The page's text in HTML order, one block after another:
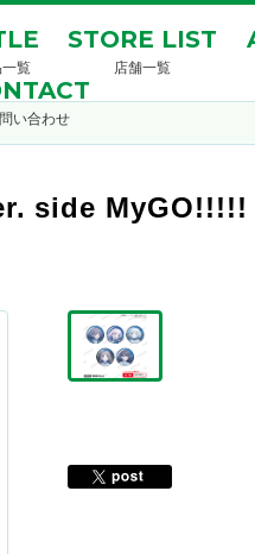
覧
STORE LIST
店舗一覧
い合わせ
side MyGO!!!!!